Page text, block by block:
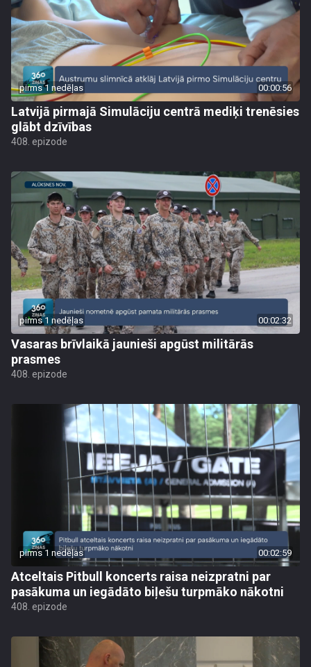
pirms 1 nedēļas 00:00:56
Latvijā pirmajā Simulāciju centrā mediķi trenēsies
glābt dzīvības
408. epizode
pirms 1 nedēļas 00:02:32
Vasaras brīvlaikā jaunieši apgūst militārās
prasmes
408. epizode
pirms 1 nedēļas 00:02:59
Atceltais Pitbull koncerts raisa neizpratni par
pasākuma un iegādāto biļešu turpmāko nākotni
408. epizode